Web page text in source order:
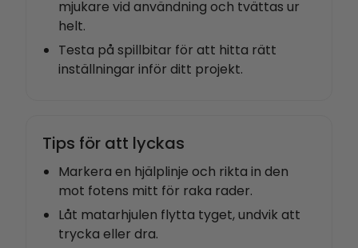
mjukare vid användning och tvättas ur
helt.
Testa på spillbitar för att hitta rätt
inställningar inför ditt projekt.
Tips för att lyckas
Markera en hjälplinje och rikta in den
mot fotens mitt för raka rader.
Låt matarhjulen flytta tyget, undvik att
trycka eller dra.